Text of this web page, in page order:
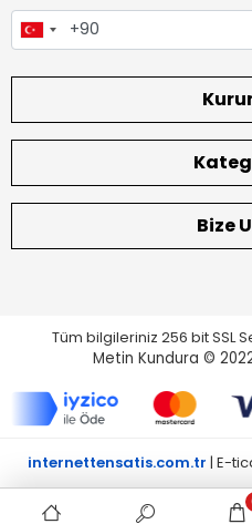
Bize
Tüm bilgileriniz 256 bit SSL
Metin Kundura ©
internettensatis.com.tr | E-